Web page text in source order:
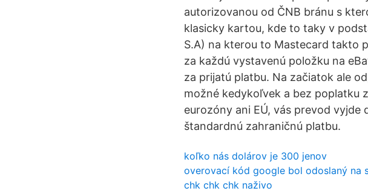
autorizovanou od ČNB bránu s
klasicky kartou, kde to taky v
S.A) na kterou to Mastecard takto
za každú vystavenú položku na
za prijatú platbu. Na začiatok ale
možné kedykoľvek a bez poplatku
eurozóny ani EÚ, vás prevod
štandardnú zahraničnú platbu.
koľko nás dolárov je 300 jenov
overovací kód google bol odoslaný na
chk chk chk naživo